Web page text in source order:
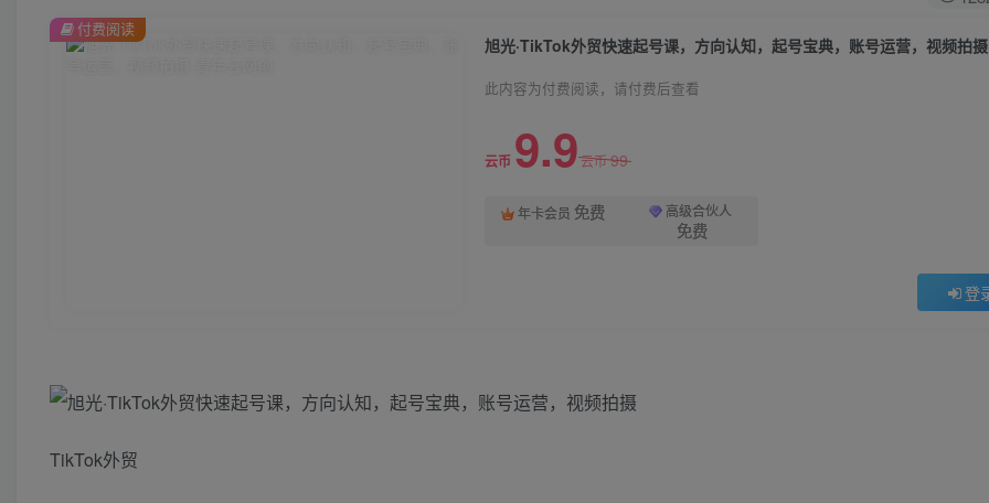
旭光·TikTok外贸快速起号课，​方向认知，起号宝典，账号运营，视频拍摄
此内容为付费阅读，请付费后查看
云币 9.9云币99
年卡会员 免费 高级合伙人
免费
登
付费阅读
TikTok外贸